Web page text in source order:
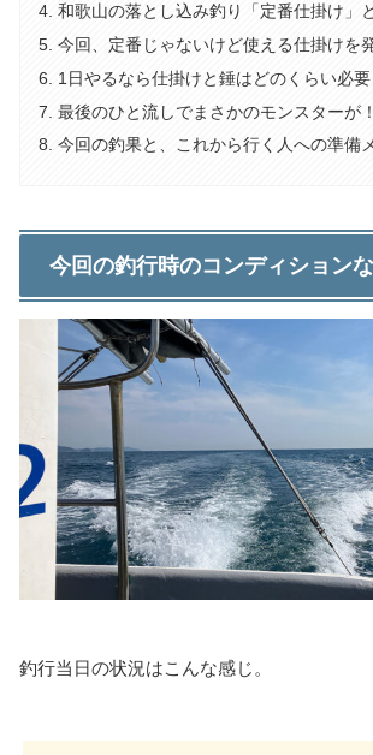
和歌山の落とし込み釣り「定番仕掛け」
今回、定番じゃないけど使える仕掛けを
1日やるなら仕掛けと錘はどのくらい必要
最後のひと流しでまさかのモンスターが
今回の釣果と、これから行く人への準備
今回の釣行時のコンディション
釣行当日の状況はこんな感じ。